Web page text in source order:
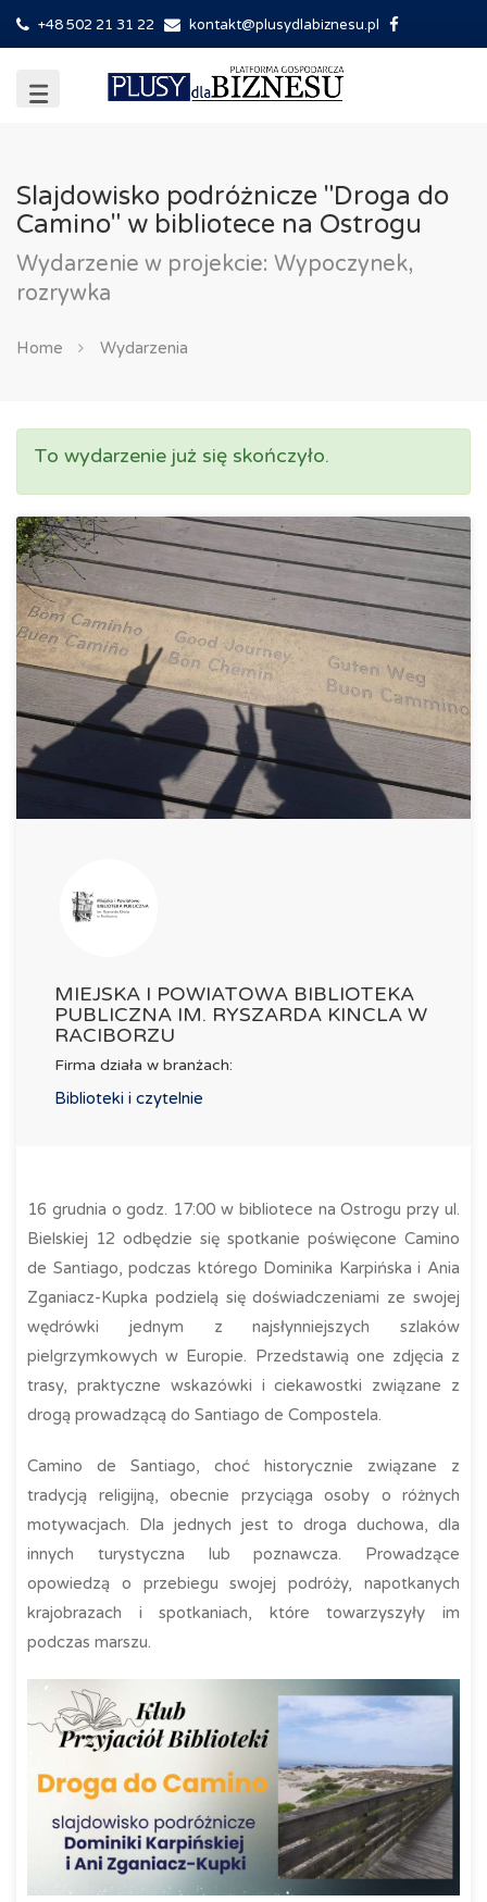
+48 502 21 31 22 kontakt@plusydlabiznesu.pl
Slajdowisko podróżnicze "Droga do
Camino" w bibliotece na Ostrogu
Wydarzenie w projekcie: Wypoczynek,
rozrywka
Home Wydarzenia
To wydarzenie już się skończyło.
MIEJSKA I POWIATOWA BIBLIOTEKA
PUBLICZNA IM. RYSZARDA KINCLA W
RACIBORZU
Firma działa w branżach:
Biblioteki i czytelnie
16 grudnia o godz. 17:00 w bibliotece na Ostrogu przy ul.
Bielskiej 12 odbędzie się spotkanie poświęcone Camino
de Santiago, podczas którego Dominika Karpińska i Ania
Zganiacz-Kupka podzielą się doświadczeniami ze swojej
wędrówki jednym z najsłynniejszych szlaków
pielgrzymkowych w Europie. Przedstawią one zdjęcia z
trasy, praktyczne wskazówki i ciekawostki związane z
drogą prowadzącą do Santiago de Compostela.
Camino de Santiago, choć historycznie związane z
tradycją religijną, obecnie przyciąga osoby o różnych
motywacjach. Dla jednych jest to droga duchowa, dla
innych turystyczna lub poznawcza. Prowadzące
opowiedzą o przebiegu swojej podróży, napotkanych
krajobrazach i spotkaniach, które towarzyszyły im
podczas marszu.